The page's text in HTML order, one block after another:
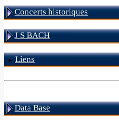
Concerts historiques
J S BACH
Liens
Data Base